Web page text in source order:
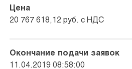
Цена
20 767 618,12 руб. с НДС
Окончание подачи заявок
11.04.2019 08:58:00